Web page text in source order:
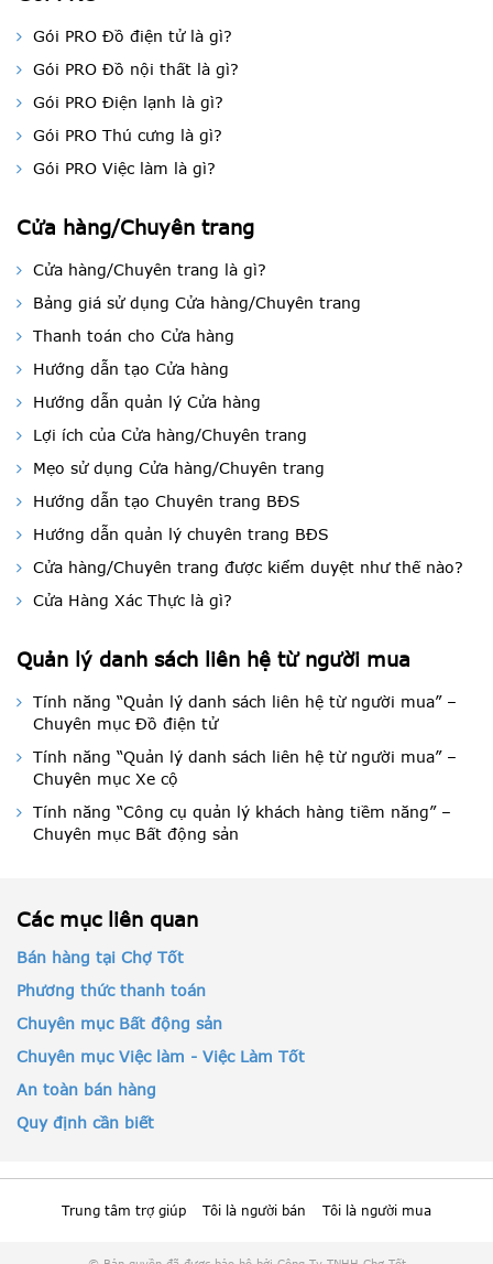
Gói PRO Đồ điện tử là gì?
Gói PRO Đồ nội thất là gì?
Gói PRO Điện lạnh là gì?
Gói PRO Thú cưng là gì?
Gói PRO Việc làm là gì?
Cửa hàng/Chuyên trang
Cửa hàng/Chuyên trang là gì?
Bảng giá sử dụng Cửa hàng/Chuyên trang
Thanh toán cho Cửa hàng
Hướng dẫn tạo Cửa hàng
Hướng dẫn quản lý Cửa hàng
Lợi ích của Cửa hàng/Chuyên trang
Mẹo sử dụng Cửa hàng/Chuyên trang
Hướng dẫn tạo Chuyên trang BĐS
Hướng dẫn quản lý chuyên trang BĐS
Cửa hàng/Chuyên trang được kiểm duyệt như thế nào?
Cửa Hàng Xác Thực là gì?
Quản lý danh sách liên hệ từ người mua
Tính năng “Quản lý danh sách liên hệ từ người mua” –
Chuyên mục Đồ điện tử
Tính năng “Quản lý danh sách liên hệ từ người mua” –
Chuyên mục Xe cộ
Tính năng “Công cụ quản lý khách hàng tiềm năng” –
Chuyên mục Bất động sản
Các mục liên quan
Bán hàng tại Chợ Tốt
Phương thức thanh toán
Chuyên mục Bất động sản
Chuyên mục Việc làm - Việc Làm Tốt
An toàn bán hàng
Quy định cần biết
Trung tâm trợ giúp Tôi là người bán Tôi là người mua